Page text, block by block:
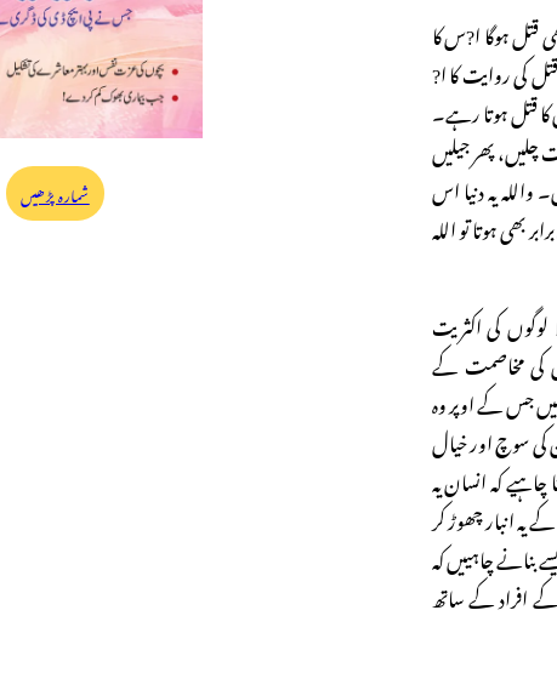
قتل ہوگا ا?س کا
کی روایت کا ا?
کا قتل ہوتا رہے۔
چلیں، پھر جیلیں
یہ دنیا اس
بھی ہوتا تو اللہ
کی اکثریت
کی مخاصمت کے
جس کے اوپر وہ
سوچ اور خیال
کہ انسان یہ
انبار چھوڑ کر
بنانے چاہییں کہ
افراد کے ساتھ
شمارہ پڑھیں